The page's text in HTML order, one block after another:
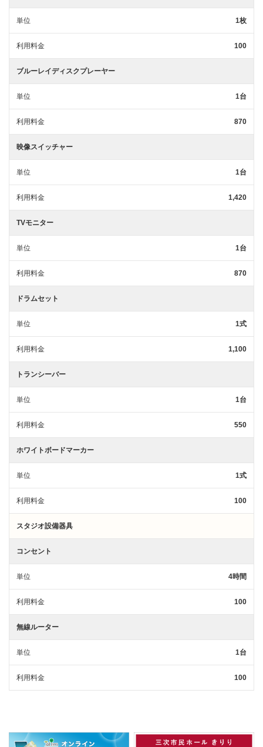
単位 1枚
利用料金 100
ブルーレイディスクプレーヤー
単位 1台
利用料金 870
映像スイッチャー
単位 1台
利用料金 1,420
TVモニター
単位 1台
利用料金 870
ドラムセット
単位 1式
利用料金 1,100
トランシーバー
単位 1台
利用料金 550
ホワイトボードマーカー
単位 1式
利用料金 100
スタジオ設備器具
コンセント
単位 4時間
利用料金 100
無線ルーター
単位 1台
利用料金 100